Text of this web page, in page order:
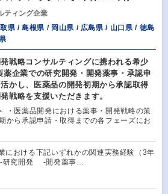
ティング企業
県 / 島根県 / 岡山県 / 広島県 / 山口県 / 徳島
発戦略コンサルティングに携われる希少
薬企業での研究開発・開発薬事・承認申
かし、医薬品の開発初期から承認取得
戦略を支援いただきます。
・医薬品開発における薬事・開発戦略の策
から承認申請・取得までの各フェーズにお
における下記いずれかの関連実務経験（3年
究開発 -開発薬事…